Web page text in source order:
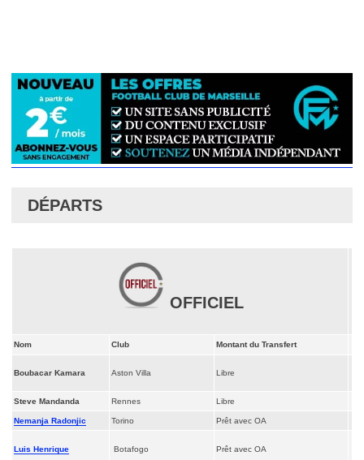
DÉPARTS
OFFICIEL
Nom Club Montant du Transfert
Boubacar Kamara Aston Villa Libre
Steve Mandanda Rennes Libre
Nemanja Radonjic Torino Prêt avec OA
Luis Henrique Botafogo Prêt avec OA